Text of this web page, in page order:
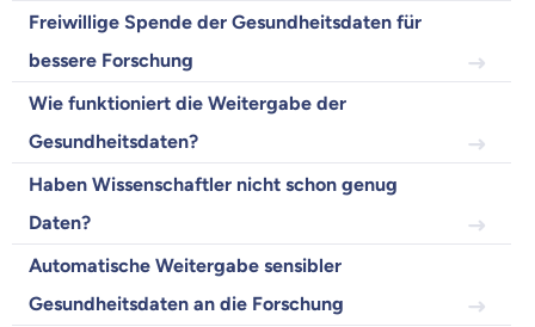
Freiwillige Spende der Gesundheitsdaten für
bessere Forschung
Wie funktioniert die Weitergabe der
Gesundheitsdaten?
Haben Wissenschaftler nicht schon genug
Daten?
Automatische Weitergabe sensibler
Gesundheitsdaten an die Forschung
Weil es uns wichtig ist, dass
du dich gut beraten fühlst.
Objektive und faire Beratung
Wir möchten, dass du dich aus Überzeugung für
Versicherungen zu verstehen
Wozu dürfen wir dich beraten?